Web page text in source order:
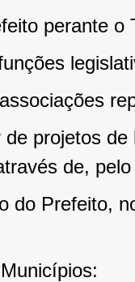
perante o
de projetos
de,
do Prefeito,